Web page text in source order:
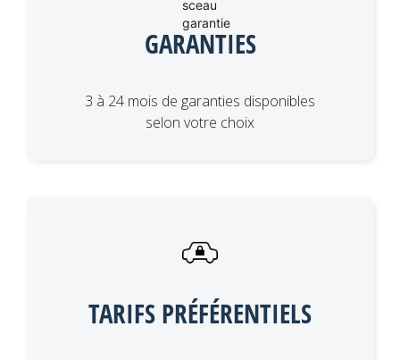
GARANTIES
3 à 24 mois de garanties disponibles
selon votre choix
TARIFS PRÉFÉRENTIELS